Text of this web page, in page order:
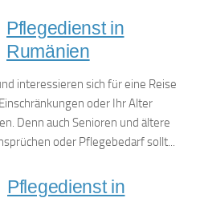
Pflegedienst in
Rumänien
interessieren sich für eine Reise
oder Ihr Alter
Denn auch Senioren und ältere
oder Pflegebedarf sollt...
Pflegedienst in